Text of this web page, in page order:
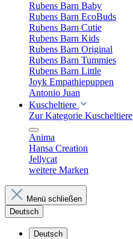
Rubens Barn Baby
Rubens Barn EcoBuds
Rubens Barn Cutie
Rubens Barn Kids
Rubens Barn Original
Rubens Barn Tummies
Rubens Barn Little
Joyk Empathiepuppen
Antonio Juan
Kuscheltiere
Zur Kategorie Kuscheltiere
Anima
Hansa Creation
Jellycat
weitere Marken
Menü schließen
Deutsch
Deutsch